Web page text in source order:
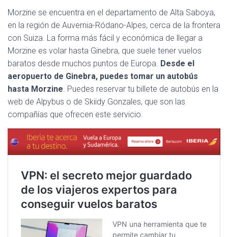
Morzine se encuentra en el departamento de Alta Saboya,
en la región de Auvernia-Ródano-Alpes, cerca de la frontera
con Suiza. La forma más fácil y económica de llegar a
Morzine es volar hasta Ginebra, que suele tener vuelos
baratos desde muchos puntos de Europa. Desde el
aeropuerto de Ginebra, puedes tomar un autobús
hasta Morzine. Puedes reservar tu billete de autobús en la
web de Alpybus o de Skiidy Gonzales, que son las
compañías que ofrecen este servicio.